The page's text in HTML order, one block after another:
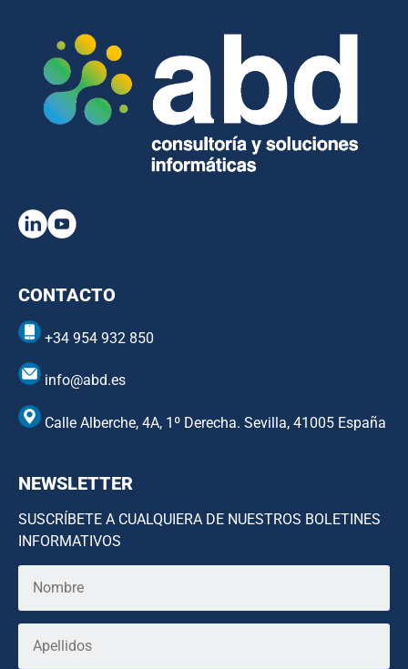
CONTACTO
+34 954 932 850
info@abd.es
Calle Alberche, 4A, 1º Derecha. Sevilla, 41005 España
NEWSLETTER
SUSCRÍBETE A CUALQUIERA DE NUESTROS BOLETINES
INFORMATIVOS